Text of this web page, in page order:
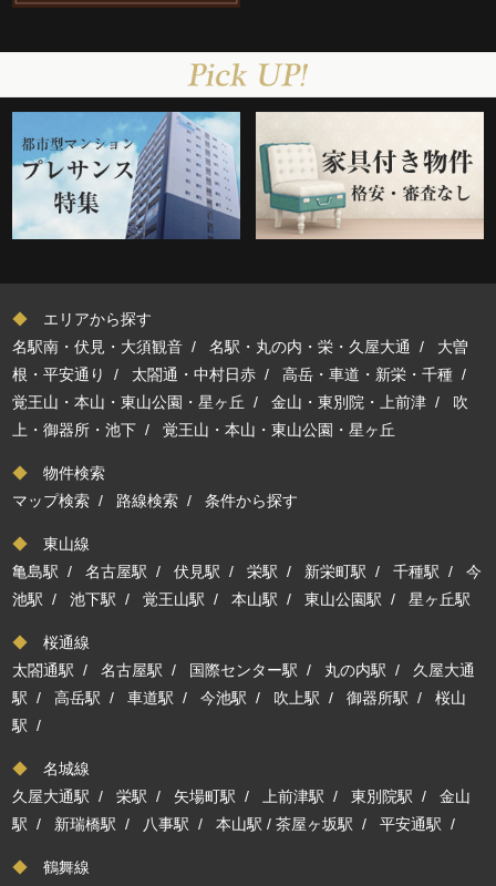
◆ エリアから探す
名駅南・伏見・大須観音 /名駅・丸の内・栄・久屋大通 / 大曽
根・平安通り
/ 太閤通・中村日赤 /高岳・車道・新栄・千種 /
覚王山・本山・東山公園・星ヶ丘 /金山・東別院・上前津 / 吹
上・御器所・池下 /覚王山・本山・東山公園・星ヶ丘
◆ 物件検索
マップ検索 / 路線検索 /条件から探す
◆ 東山線
亀島駅 /名古屋駅 /伏見駅 /栄駅 / 新栄町駅 /千種駅 /今
池駅 /池下駅 /覚王山駅 /本山駅 /東山公園駅 /星ヶ丘駅
◆ 桜通線
太閤通駅 /名古屋駅 / 国際センター駅 / 丸の内駅 / 久屋大通
駅 /高岳駅 /車道駅 /今池駅 / 吹上駅 /御器所駅 /桜山
駅 /
◆ 名城線
久屋大通駅 /栄駅 / 矢場町駅 /上前津駅 /東別院駅 /金山
駅 / 新瑞橋駅 / 八事駅 /本山駅 /茶屋ヶ坂駅 /平安通駅 /
◆ 鶴舞線